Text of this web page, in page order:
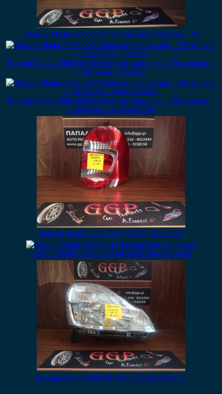
Renault Modus 2008-2013 Φανάρι πίσω Αριστερό – Ο
Renault Modus 2008-2013 Καθρέπτης Αριστερός – Ηλεκτρικός –
7 Καλώδια – Γαλάζιο
Renault Modus 2005-2008 Καθρέπτης Αριστερός – Ηλεκτρικός –
7 Καλώδια – Ασημογαλάζιο
Renault Modus 2008-2013 Φανάρι Πίσω Δεξί
Renault Modus 2008-2011 Φανάρι Πίσω Αριστερό
Renault Modus 2008-2013 Εμπρός Δεξί Φανάρι